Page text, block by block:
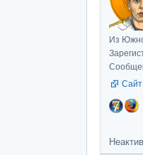
Из
Сайт